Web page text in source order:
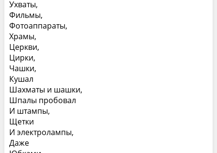
Ухваты,
Фильмы,
Фотоаппараты,
Храмы,
Церкви,
Цирки,
Чашки,
Кушал
Шахматы и шашки,
Шпалы пробовал
И штампы,
Щетки
И электролампы,
Даже